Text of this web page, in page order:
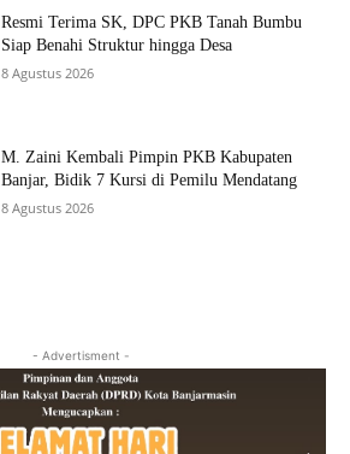
Resmi Terima SK, DPC PKB Tanah Bumbu
Siap Benahi Struktur hingga Desa
8 Agustus 2026
M. Zaini Kembali Pimpin PKB Kabupaten
Banjar, Bidik 7 Kursi di Pemilu Mendatang
8 Agustus 2026
- Advertisment -